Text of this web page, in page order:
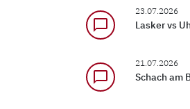
chat_bubble_outline
23.07.2026
Lasker vs
chat_bubble_outline
21.07.2026
Schach am